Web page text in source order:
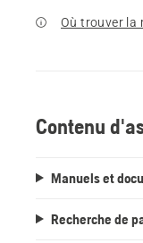
Où trouver la
Contenu
Manuels et
Recherche de